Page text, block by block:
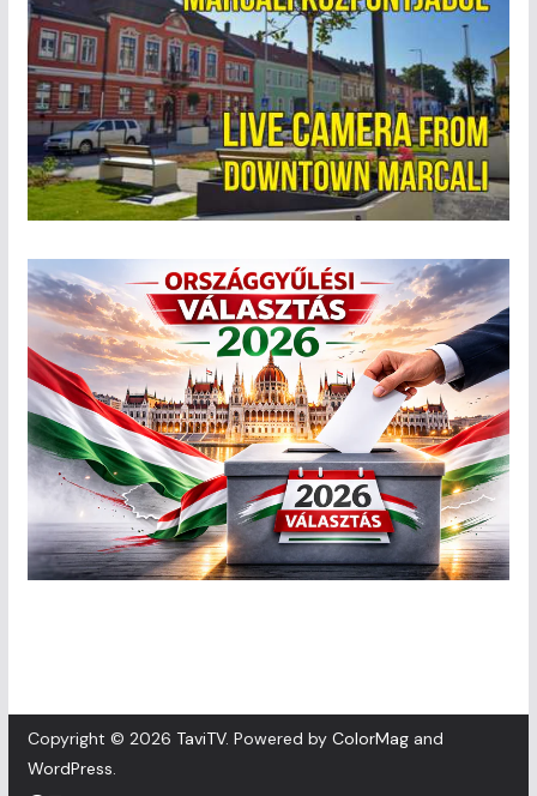
Copyright © 2026 TaviTV. Powered by ColorMagand
WordPress.